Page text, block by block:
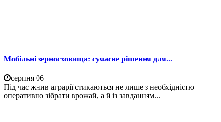
Мобільні зерносховища: сучасне рішення для...
серпня 06
Під час жнив аграрії стикаються не лише з необхідністю
оперативно зібрати врожай, а й із завданням...